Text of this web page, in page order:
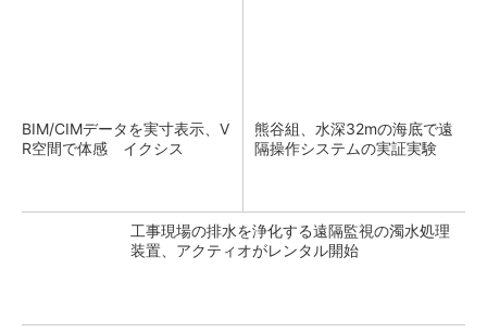
BIM/CIMデータを実寸表示、V
R空間で体感 イクシス
熊谷組、水深32mの海底で遠
隔操作システムの実証実験
工事現場の排水を浄化する遠隔監視の濁水処理
装置、アクティオがレンタル開始